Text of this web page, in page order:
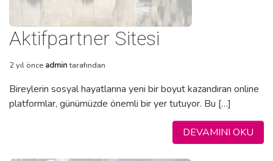
Aktifpartner Sitesi
2 yıl önce admintarafından
Bireylerin sosyal hayatlarına yeni bir boyut kazandıran online
platformlar, günümüzde önemli bir yer tutuyor. Bu […]
DEVAMINI OKU